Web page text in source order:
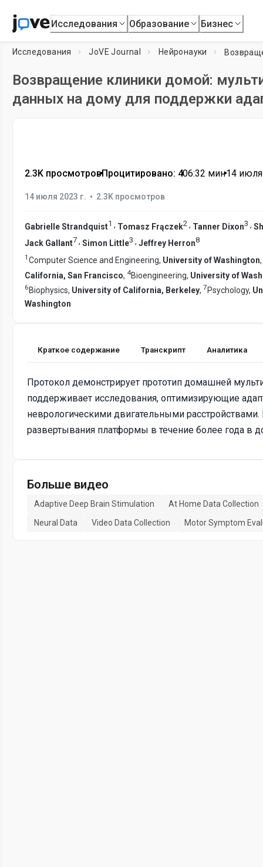
Исследования Образование Бизнес
Исследования JoVE Journal Нейронауки
Возвращение клиники домой:
данных на дому для поддержки
2.3K просмотров•Процитировано: 4•06:32 мин•14 июля
14 июля 2023 г. • 2.3K просмотров
Gabrielle Strandquist1 , Tomasz Frączek2 , Tanner Dixon3 ,
Jack Gallant7 , Simon Little3 , Jeffrey Herron8
1 Computer Science and Engineering, University of Washington,
California, San Francisco, 4Bioengineering, University of
6 Biophysics, University of California, Berkeley, 7 Psychology,
Washington
Краткое содержание Транскрипт Аналитика
Протокол демонстрирует прототип домашней
поддерживает исследования, оптимизирующие
неврологическими двигательными
развертывания платформы в течение более года в
Больше видео
Adaptive Deep Brain Stimulation
At Home Data Collection
Neural Data
Video Data Collection Motor Symptom